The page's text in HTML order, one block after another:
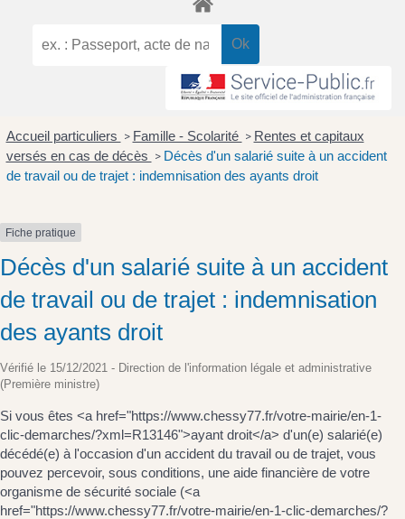
Accueil particuliers > Famille - Scolarité > Rentes et capitaux
versés en cas de décès > Décès d'un salarié suite à un accident
de travail ou de trajet : indemnisation des ayants droit
Fiche pratique
Décès d'un salarié suite à un accident
de travail ou de trajet : indemnisation
des ayants droit
Vérifié le 15/12/2021 - Direction de l'information légale et administrative
(Première ministre)
Si vous êtes <a href="https://www.chessy77.fr/votre-mairie/en-1-
clic-demarches/?xml=R13146">ayant droit</a> d'un(e) salarié(e)
décédé(e) à l'occasion d'un accident du travail ou de trajet, vous
pouvez percevoir, sous conditions, une aide financière de votre
organisme de sécurité sociale (<a
href="https://www.chessy77.fr/votre-mairie/en-1-clic-demarches/?